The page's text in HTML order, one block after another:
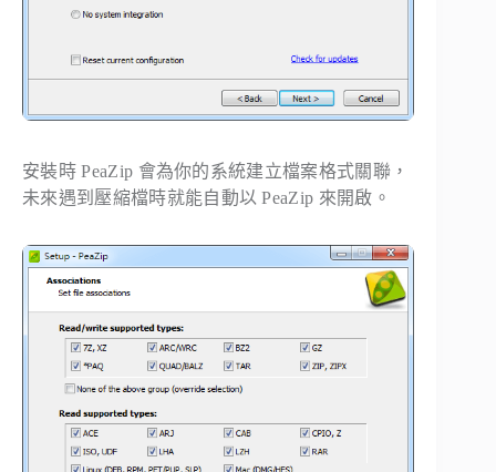
安裝時 PeaZip 會為你的系統建立檔案格式關聯，
未來遇到壓縮檔時就能自動以 PeaZip 來開啟。